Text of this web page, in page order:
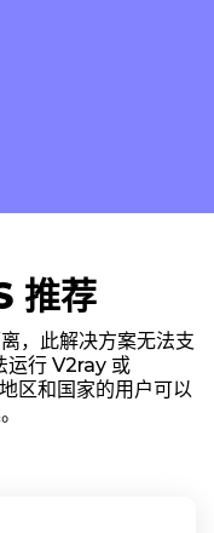
推荐
，此解决方案无法支
运行 V2ray 或
区和国家的用户可以